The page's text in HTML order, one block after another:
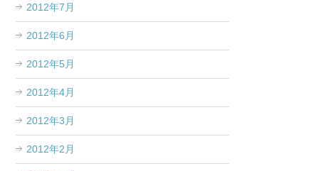
2012年7月
2012年6月
2012年5月
2012年4月
2012年3月
2012年2月